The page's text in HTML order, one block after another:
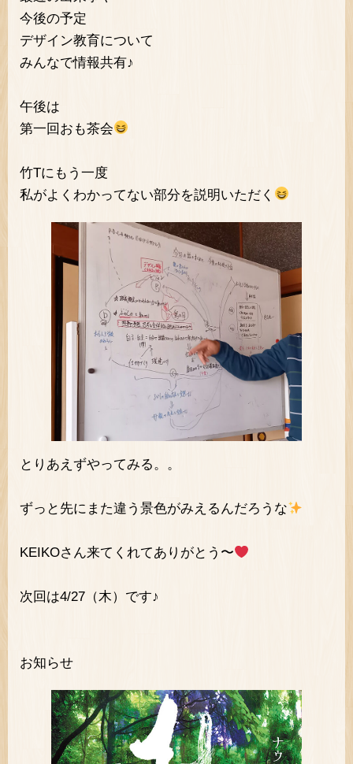
今後の予定
デザイン教育について
みんなで情報共有♪
午後は
第一回おも茶会
竹Tにもう一度
私がよくわかってない部分を説明いただく
とりあえずやってみる。。
ずっと先にまた違う景色がみえるんだろうな
KEIKOさん来てくれてありがとう〜
次回は4/27（木）です♪
お知らせ